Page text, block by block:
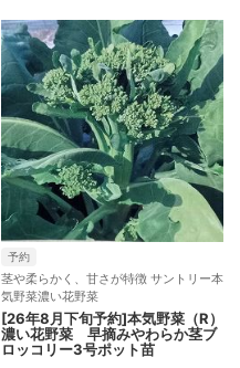
予約
茎や柔らかく、甘さが特徴 サントリー本
気野菜濃い花野菜
[26年8月下旬予約]本気野菜（R）
濃い花野菜 早摘みやわらか茎ブ
ロッコリー3号ポット苗